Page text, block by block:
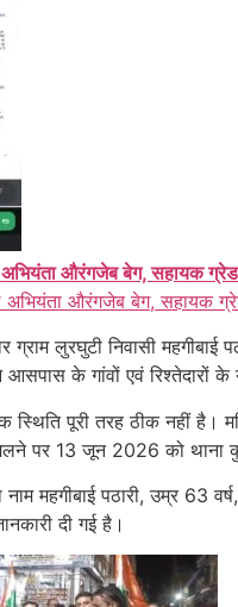
औरंगजेब बेग, सहायक
औरंगजेब बेग, सहायक
ग्राम लुरघुटी निवासी
आसपास के गांवों एवं
स्थिति पूरी तरह ठीक नहीं
पर 13 जून 2026 को थाना
महगीबाई पठारी, उम्र 63
दी गई है।